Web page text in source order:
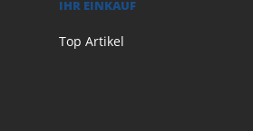
IHR EINKAUF
Top Artikel